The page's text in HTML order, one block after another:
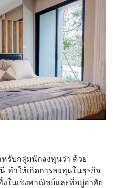
รับกลุ่มนักลงทุนว่า ด้วย
ทำให้เกิดการลงทุนในธุรกิจ
งในเชิงพาณิชย์และที่อยู่อาศัย